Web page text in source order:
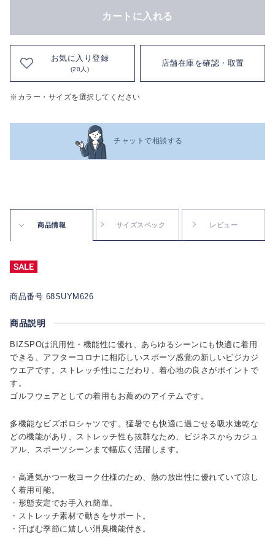
カートに入れる
お気に入り登録
(20人)
店舗在庫を確認・取置
※カラー・サイズを選択してください
チャットで相談する
商品情報 サイズスペック レビュー
商品番号 68SUYM626
商品説明
BIZSPOは汎用性・機能性に優れ、あらゆるシーンにも快適に着用
できる、アフターコロナに相応しいスポーツ感覚の新しいビジカジ
ウエアです。ストレッチ性にこだわり、着心地の良さがポイントで
す。
ゴルフウェアとしての着用もお薦めのアイテムです。
多機能なビズポロシャツです。猛暑でも快適に過ごせる吸水速乾な
どの機能があり、ストレッチ性も抜群なため、ビジネスからカジュ
アル、スポーツシーンまで幅広く活躍します。
・高通気かつ一枚ヨーク仕様のため、熱の放出性に優れていて涼し
く着用可能。
・形態安定でお手入れ簡単。
・ストレッチ素材で動きをサポート。
・汗ばむ季節に嬉しい消臭機能付き。